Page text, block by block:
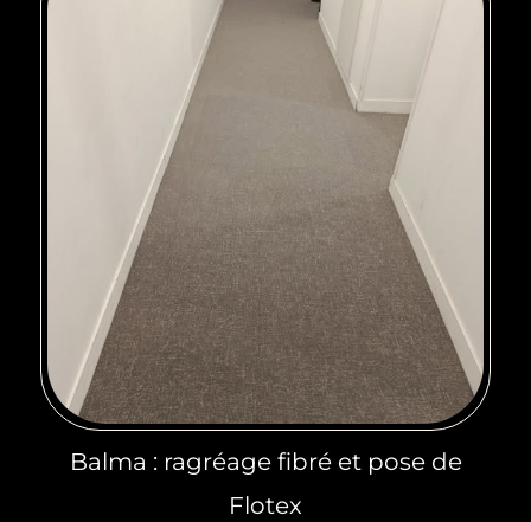
Balma : ragréage fibré et pose de
Flotex